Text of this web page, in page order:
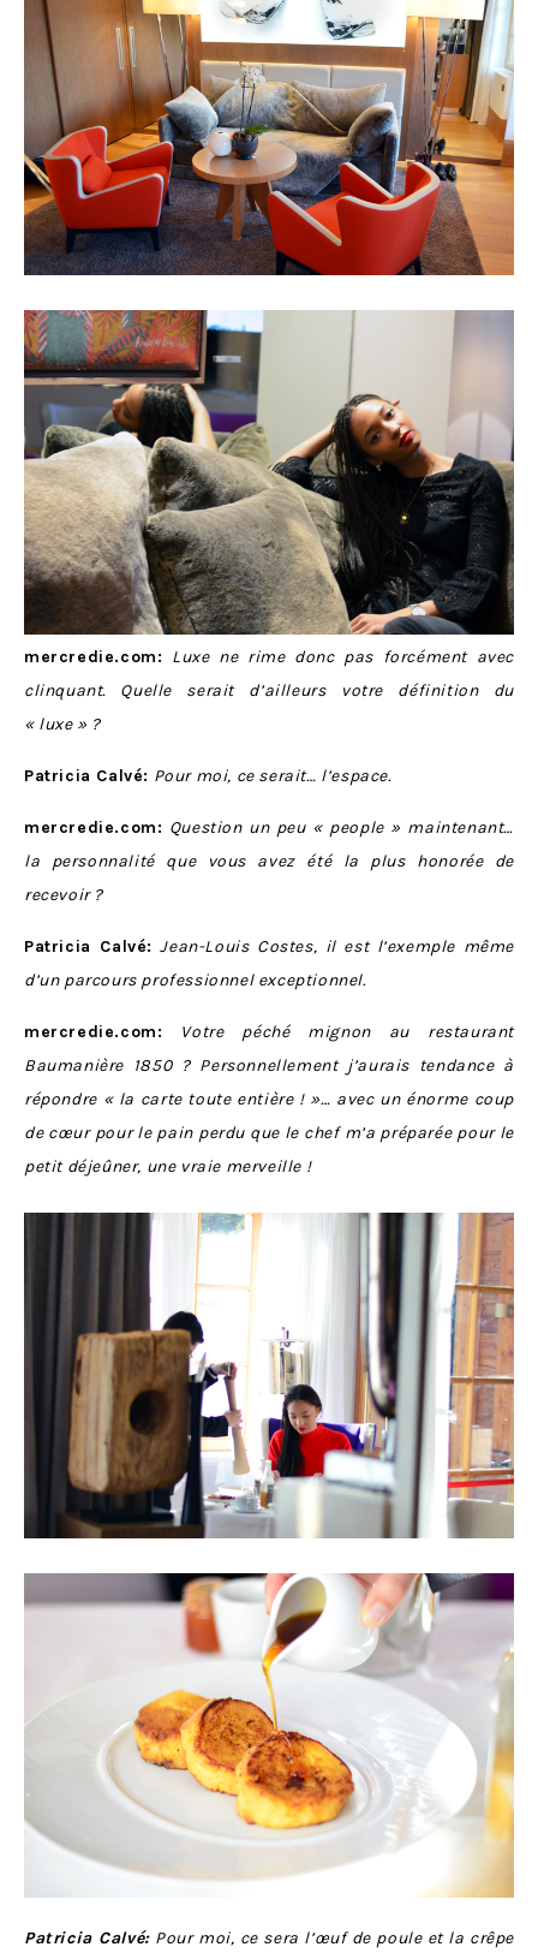
mercredie.com: Luxe ne rime donc pas forcément avec
clinquant. Quelle serait d’ailleurs votre définition du
« luxe » ?
Patricia Calvé: Pour moi, ce serait… l’espace.
mercredie.com: Question un peu « people » maintenant…
la personnalité que vous avez été la plus honorée de
recevoir ?
Patricia Calvé: Jean-Louis Costes, il est l’exemple même
d’un parcours professionnel exceptionnel.
mercredie.com:
Votre péché mignon au restaurant
Baumanière 1850 ? Personnellement j’aurais tendance à
répondre « la carte toute entière ! »… avec un énorme coup
de cœur pour le pain perdu que le chef m’a préparée pour le
petit déjeûner, une vraie merveille !
Patricia Calvé:Pour moi, ce sera l’œuf de poule et la crêpe